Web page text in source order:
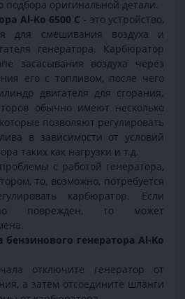
подбора оригинальной детали.
Al-Ko 6500 С - это устройство,
для смешивания воздуха и
генератора. Карбюратор
засасывания воздуха через
его с топливом, после чего
двигателя для сгорания.
обычно имеют несколько
позволяют регулировать
в зависимости от условий
таких как нагрузки и т.д.
с работой генератора,
то, возможно, потребуется
карбюратор. Если
поврежден, то может
генератора Al-Ko
отключите генератор от
а затем отсоедините шланги